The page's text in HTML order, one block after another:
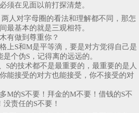
须在见面以前打探清楚。
人对字母圈的看法和理解都不同，那怎
最基本的就是三观相符。
有做到尊重你？
上S和M是平等滴，要是对方觉得自己是
个伪S，记得离的远远的。
S的技术都不是最重要的，最重要的是人
能接受的对方也能接受，你不接受的对
M的S不要！拜金的M不要！借钱的S不
责任的S不要！